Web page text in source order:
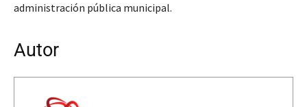
administración pública municipal.
Autor